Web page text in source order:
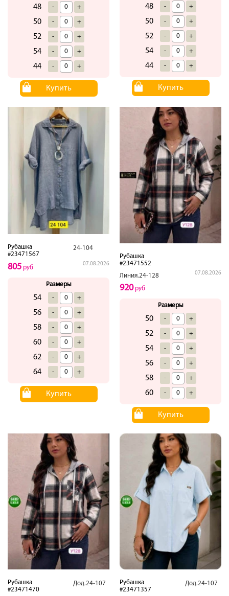
48 - +
50 - +
52 - +
54 - +
44 - +
Купить
48 - +
50 - +
52 - +
54 - +
44 - +
Купить
Рубашка
#23471567
24-104
07.08.2026
805 руб
Размеры
54 - +
56 - +
58 - +
60 - +
62 - +
64 - +
Купить
Рубашка
#23471552
Линия.24-128
07.08.2026
920руб
Размеры
50 - +
52 - +
54 - +
56 - +
58 - +
60 - +
Купить
Рубашка
#23471470
Дод.24-107
Рубашка
#23471357
Дод.24-107